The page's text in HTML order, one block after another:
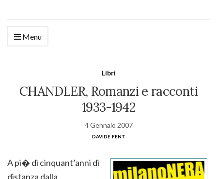
Menu
Libri
CHANDLER, Romanzi e racconti
1933-1942
4 Gennaio 2007
davide fent
A pi� di cinquant’anni di
distanza dalla